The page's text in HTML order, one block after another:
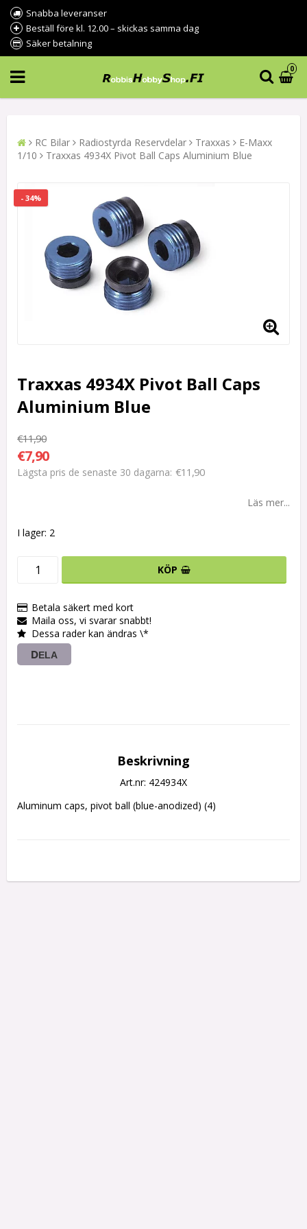
Snabba leveranser
Beställ före kl. 12.00 – skickas samma dag
Säker betalning
0
RC Bilar Radiostyrda Reservdelar Traxxas
E-Maxx
1/10
Traxxas 4934X Pivot Ball Caps Aluminium Blue
- 34%
Traxxas 4934X Pivot Ball Caps
Aluminium Blue
€11,90
€7,90
Lägsta pris de senaste 30 dagarna €11,90
Läs mer...
I lager: 2
KÖP
Betala säkert med kort
Maila oss, vi svarar snabbt!
Dessa rader kan ändras \*
DELA
Beskrivning
Art.nr: 424934X
Aluminum caps, pivot ball (blue-anodized) (4)